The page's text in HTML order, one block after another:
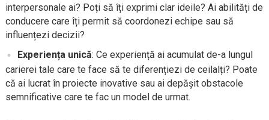
interpersonale ai? Poți să îți exprimi clar ideile? Ai abilități de
conducere care îți permit să coordonezi echipe sau să
influențezi decizii?
Experiența unică: Ce experiență ai acumulat de-a lungul
carierei tale care te face să te diferențiezi de ceilalți? Poate
că ai lucrat în proiecte inovative sau ai depășit obstacole
semnificative care te fac un model de urmat.